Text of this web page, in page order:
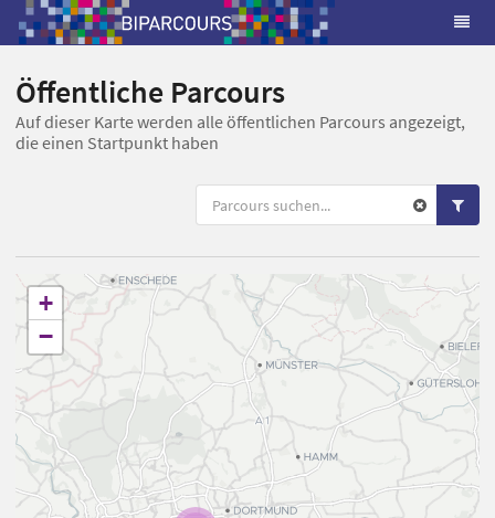
Öffentliche Parcours
Auf dieser Karte werden alle öffentlichen Parcours angezeigt,
die einen Startpunkt haben
+
−